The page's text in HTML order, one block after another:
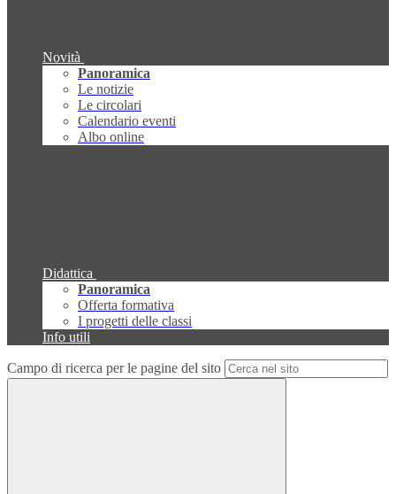
Novità
Panoramica
Le notizie
Le circolari
Calendario eventi
Albo online
Didattica
Panoramica
Offerta formativa
I progetti delle classi
Info utili
Campo di ricerca per le pagine del sito